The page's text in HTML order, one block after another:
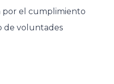
por el cumplimiento
de voluntades